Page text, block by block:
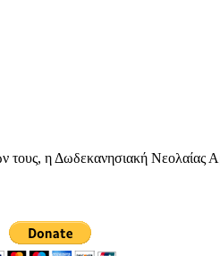
η Δωδεκανησιακή Νεολαίας